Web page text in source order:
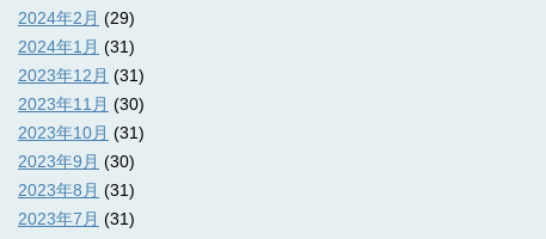
2024年2月 (29)
2024年1月 (31)
2023年12月 (31)
2023年11月 (30)
2023年10月 (31)
2023年9月 (30)
2023年8月 (31)
2023年7月 (31)